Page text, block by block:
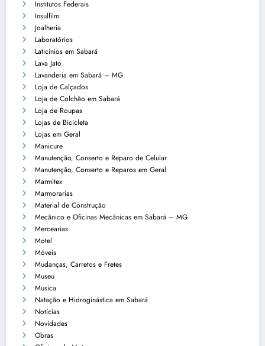
Institutos Federais
Insulfilm
Joalheria
Laboratórios
Laticínios em Sabará
Lava Jato
Lavanderia em Sabará – MG
Loja de Calçados
Loja de Colchão em Sabará
Loja de Roupas
Lojas de Bicicleta
Lojas em Geral
Manicure
Manutenção, Conserto e Reparo de Celular
Manutenção, Conserto e Reparos em Geral
Marmitex
Marmorarias
Material de Construção
Mecânico e Oficinas Mecânicas em Sabará – MG
Mercearias
Motel
Móveis
Mudanças, Carretos e Fretes
Museu
Musica
Natação e Hidroginástica em Sabará
Notícias
Novidades
Obras